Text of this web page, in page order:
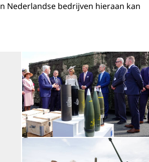
Nederlandse bedrijven hieraan kan
in vergrote weergave
©